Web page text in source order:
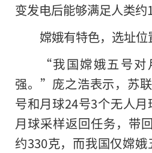
变发电后能够满足人类约
嫦娥有特色，选址位
“我国嫦娥五号
强。”庞之浩表示，苏
号和月球24号3个无人
月球采样返回任务，带
约330克，而我国仅嫦